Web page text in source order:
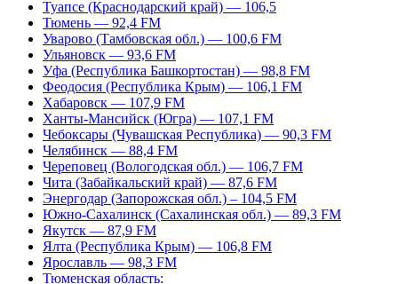
Туапсе (Краснодарский край) — 106,5
Тюмень — 92,4 FM
Уварово (Тамбовская обл.) — 100,6 FM
Ульяновск — 93,6 FM
Уфа (Республика Башкортостан) — 98,8 FM
Феодосия (Республика Крым) — 106,1 FM
Хабаровск — 107,9 FM
Ханты-Мансийск (Югра) — 107,1 FM
Чебоксары (Чувашская Республика) — 90,3 FM
Челябинск — 88,4 FM
Череповец (Вологодская обл.) — 106,7 FM
Чита (Забайкальский край) — 87,6 FM
Энергодар (Запорожская обл.) – 104,5 FM
Южно-Сахалинск (Сахалинская обл.) — 89,3 FM
Якутск — 87,9 FM
Ялта (Республика Крым) — 106,8 FM
Ярославль — 98,3 FM
Тюменская область: